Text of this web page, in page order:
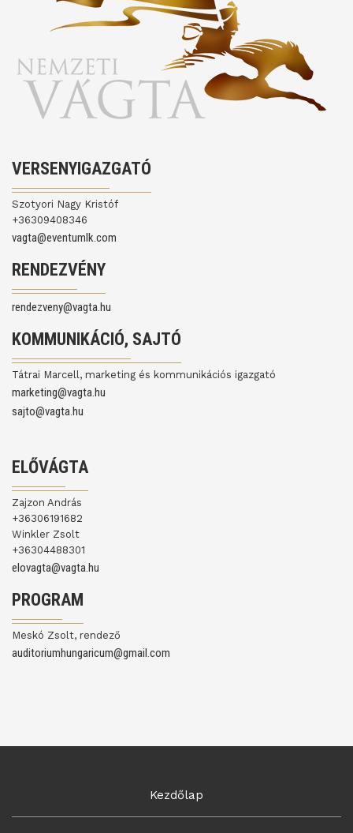
VERSENYIGAZGATÓ
Szotyori Nagy Kristóf
+36309408346
vagta@eventumlk.com
RENDEZVÉNY
rendezveny@vagta.hu
KOMMUNIKÁCIÓ, SAJTÓ
Tátrai Marcell, marketing és kommunikációs igazgató
marketing@vagta.hu
sajto@vagta.hu
ELŐVÁGTA
Zajzon András
+36306191682
Winkler Zsolt
+36304488301
elovagta@vagta.hu
PROGRAM
Meskó Zsolt, rendező
auditoriumhungaricum@gmail.com
Kezdőlap